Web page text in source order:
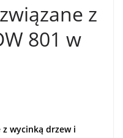
z
801 w
z wycinką drzew i